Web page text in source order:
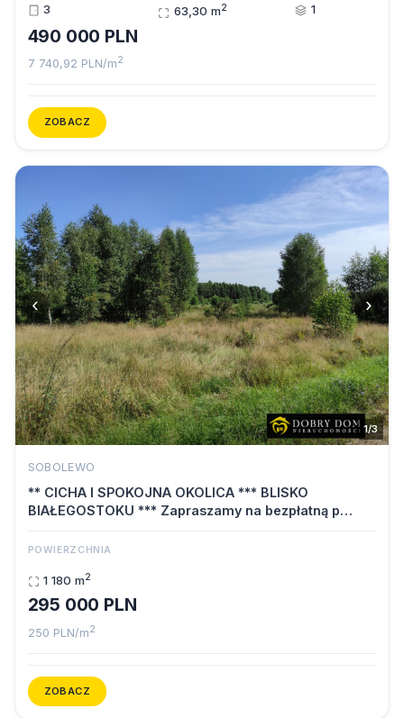
3 63,30 m2 1
490 000 PLN
7 740,92 PLN/m2
ZOBACZ
‹ ›
1/3
SOBOLEWO
** CICHA I SPOKOJNA OKOLICA *** BLISKO
BIAŁEGOSTOKU *** Zapraszamy na bezpłatną p…
POWIERZCHNIA
1 180 m2
295 000 PLN
250 PLN/m2
ZOBACZ